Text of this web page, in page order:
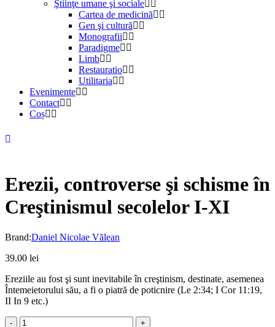
Ştiinţe umane şi sociale
Cartea de medicină
Gen şi cultură
Monografii
Paradigme
Limb
Restauratio
Utilitaria
Evenimente
Contact
Coș
Erezii, controverse şi schisme în
Creştinismul secolelor I-XI
Brand:Daniel Nicolae Vălean
39.00 lei
Ereziile au fost şi sunt inevitabile în creştinism, destinate, asemenea
Întemeietorului său, a fi o piatră de poticnire (Le 2:34; I Cor 11:19,
II In 9 etc.)
Erezii,